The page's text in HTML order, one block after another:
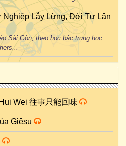
Nghiệp Lẫy Lừng, Đời Tư Lận
Sài Gòn, theo học bậc trung học
Wei 往事只能回味
Giêsu